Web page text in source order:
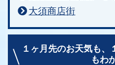
大須商店街
１ヶ月先のお天気も、
もわ